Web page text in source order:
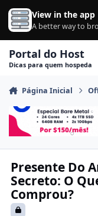
Ir para conteúdo
View in the app
A better way to
Portal do Host
Dicas para quem hospeda
Página Inicial
Presente Do
Secreto: O
Comprou?